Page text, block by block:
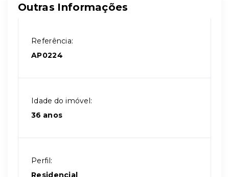
Outras Informações
Referência:
AP0224
Idade do imóvel:
36 anos
Perfil:
Residencial